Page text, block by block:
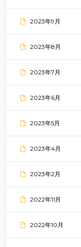
2023年9月
2023年8月
2023年7月
2023年6月
2023年5月
2023年4月
2023年2月
2022年11月
2022年10月